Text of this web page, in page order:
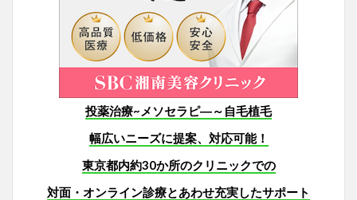
投薬治療~メソセラピ―～自毛植毛
幅広いニーズに提案、対応可能！
東京都内約30か所のクリニックでの
対面・オンライン診療とあわせ充実したサポート